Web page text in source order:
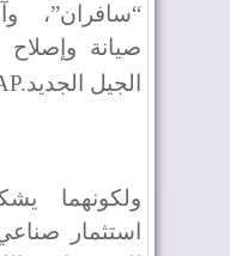
“سافران”،
صيانة
الجيل الجديد
ولكونهما
استثمار